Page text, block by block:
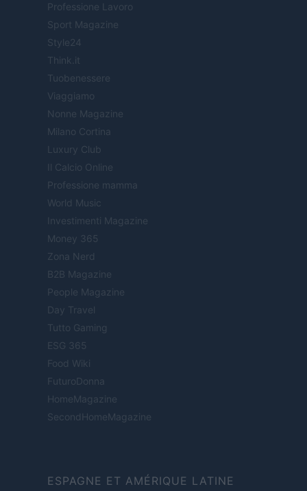
Professione Lavoro
Sport Magazine
Style24
Think.it
Tuobenessere
Viaggiamo
Nonne Magazine
Milano Cortina
Luxury Club
Il Calcio Online
Professione mamma
World Music
Investimenti Magazine
Money 365
Zona Nerd
B2B Magazine
People Magazine
Day Travel
Tutto Gaming
ESG 365
Food Wiki
FuturoDonna
HomeMagazine
SecondHomeMagazine
ESPAGNE ET AMÉRIQUE LATINE